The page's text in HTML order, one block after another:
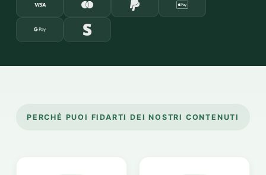
PERCHÉ PUOI FIDARTI DEI NOSTRI CONTENUTI